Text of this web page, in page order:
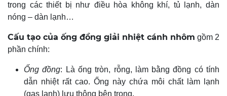
trong các thiết bị như điều hòa không khí, tủ lạnh, dàn
nóng – dàn lạnh…
Cấu tạo của ống đồng giải nhiệt cánh nhôm gồm 2
phần chính:
Ống đồng: Là ống tròn, rỗng, làm bằng đồng có tính
dẫn nhiệt rất cao. Ống này chứa môi chất làm lạnh
(gas lạnh) lưu thông bên trong.